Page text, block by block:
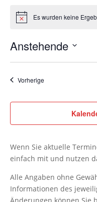
HinweisEs wurden keine
Anstehende
VorherigeVeranstaltungen
Wenn Sie aktuelle
einfach mit und nutzen
Alle Angaben ohne
Informationen des
Änderungen können Sie